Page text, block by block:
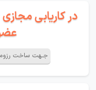
در کاریابی
جـهت ساخت